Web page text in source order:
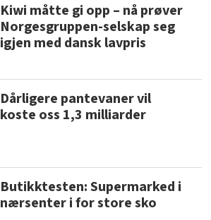
Kiwi måtte gi opp – nå prøver
Norgesgruppen-selskap seg
igjen med dansk lavpris
Dårligere pantevaner vil
koste oss 1,3 milliarder
Butikktesten: Supermarked i
nærsenter i for store sko